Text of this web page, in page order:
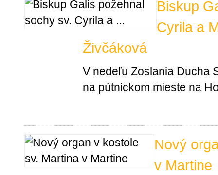
Biskup
Cyrila a
Živčáková
V nedeľu Zoslania Ducha
na pútnickom mieste na
Nový
v Martine